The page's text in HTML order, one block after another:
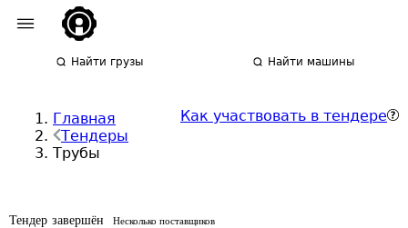
Найти грузы Найти машины
Главная
Тендеры
Трубы
Как участвовать в тендере
Тендер завершён Несколько поставщиков